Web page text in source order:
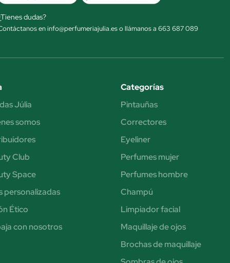
dudas?
en info@perfumeriajulia.es o llámanos a 663 687 089
Júlia
somos
Club
Space
personalizadas
Ético
con nosotros
Categorías
Pintauñas
Correctores
Eyeliner
Perfumes mujer
Perfumes hombre
Champú
Limpiador facial
Maquillaje de ojos
Brochas de maquillaje